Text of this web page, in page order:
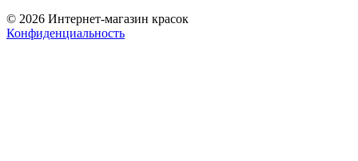
© 2026 Интернет-магазин красок
Конфиденциальность